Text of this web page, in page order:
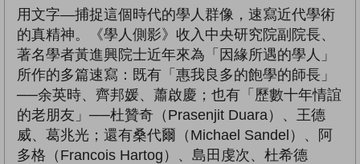
用文字—捕捉這個時代的學人群像，速寫近代學術
的真精神。《學人側影》收入中央研究院副院長、
著名學者黃進興院士近年來為「因緣所遇的學人」
所作的多篇速寫：既有「惠我良多的飽學的師長」
──余英時、齊邦媛、蕭啟慶；也有「歷數十年情誼
的老朋友」──杜贊奇（Prasenjit Duara）、王德
威、葛兆光；還有桑代爾（Michael Sandel）、阿
多格（Francois Hartog）、島田虔次、杜希德